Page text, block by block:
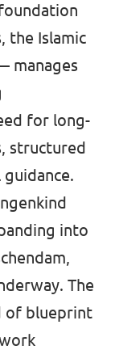
the Islamic
manages
for long-
structured
into
The
of blueprint